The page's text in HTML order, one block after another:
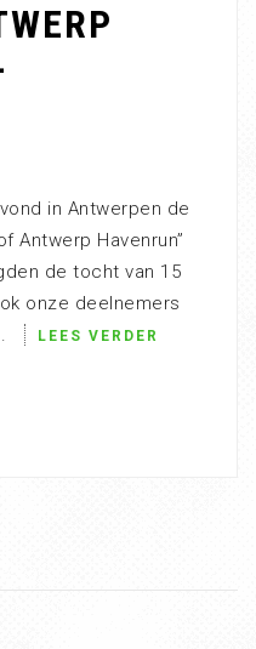
in Antwerpen de
Antwerp Havenrun”
de tocht van 15
onze deelnemers
LEES VERDER